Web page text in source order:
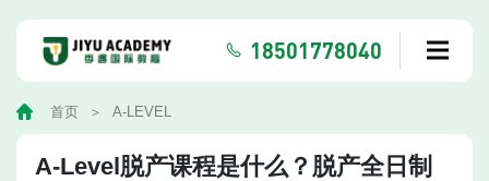
18501778040
首页 A-LEVEL
A-Level脱产课程是什么？脱产全日制